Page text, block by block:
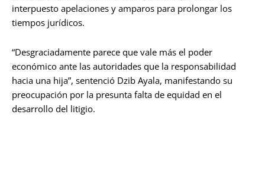
interpuesto apelaciones y amparos para prolongar los
tiempos jurídicos.
“Desgraciadamente parece que vale más el poder
económico ante las autoridades que la responsabilidad
hacia una hija”, sentenció Dzib Ayala, manifestando su
preocupación por la presunta falta de equidad en el
desarrollo del litigio.